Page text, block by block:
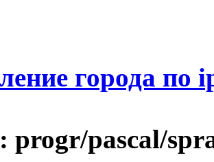
города по
progr/pascal/